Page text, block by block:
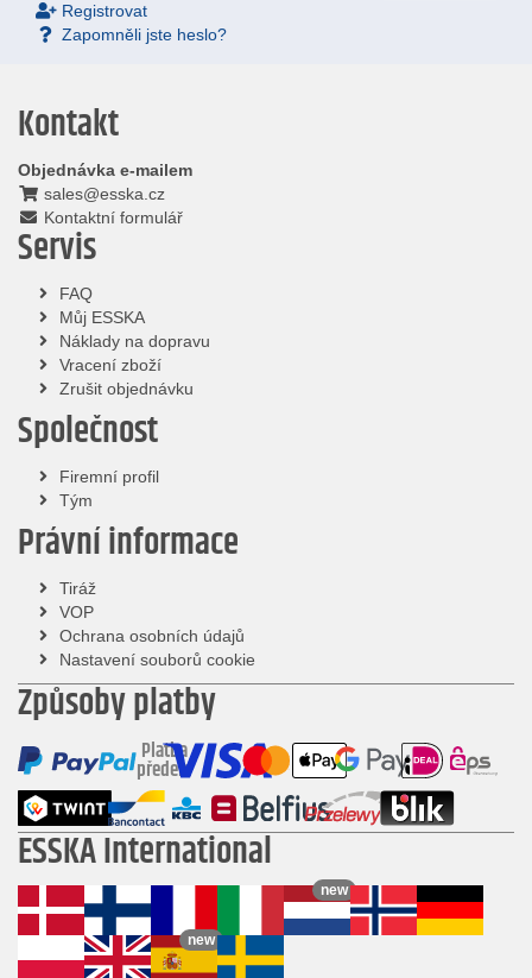
Registrovat
Zapomněli jste heslo?
Kontakt
Objednávka e-mailem
sales@esska.cz
Kontaktní formulář
Servis
FAQ
Můj ESSKA
Náklady na dopravu
Vracení zboží
Zrušit objednávku
Společnost
Firemní profil
Tým
Právní informace
Tiráž
VOP
Ochrana osobních údajů
Nastavení souborů cookie
Způsoby platby
Platba
předem
ESSKA International
new
new